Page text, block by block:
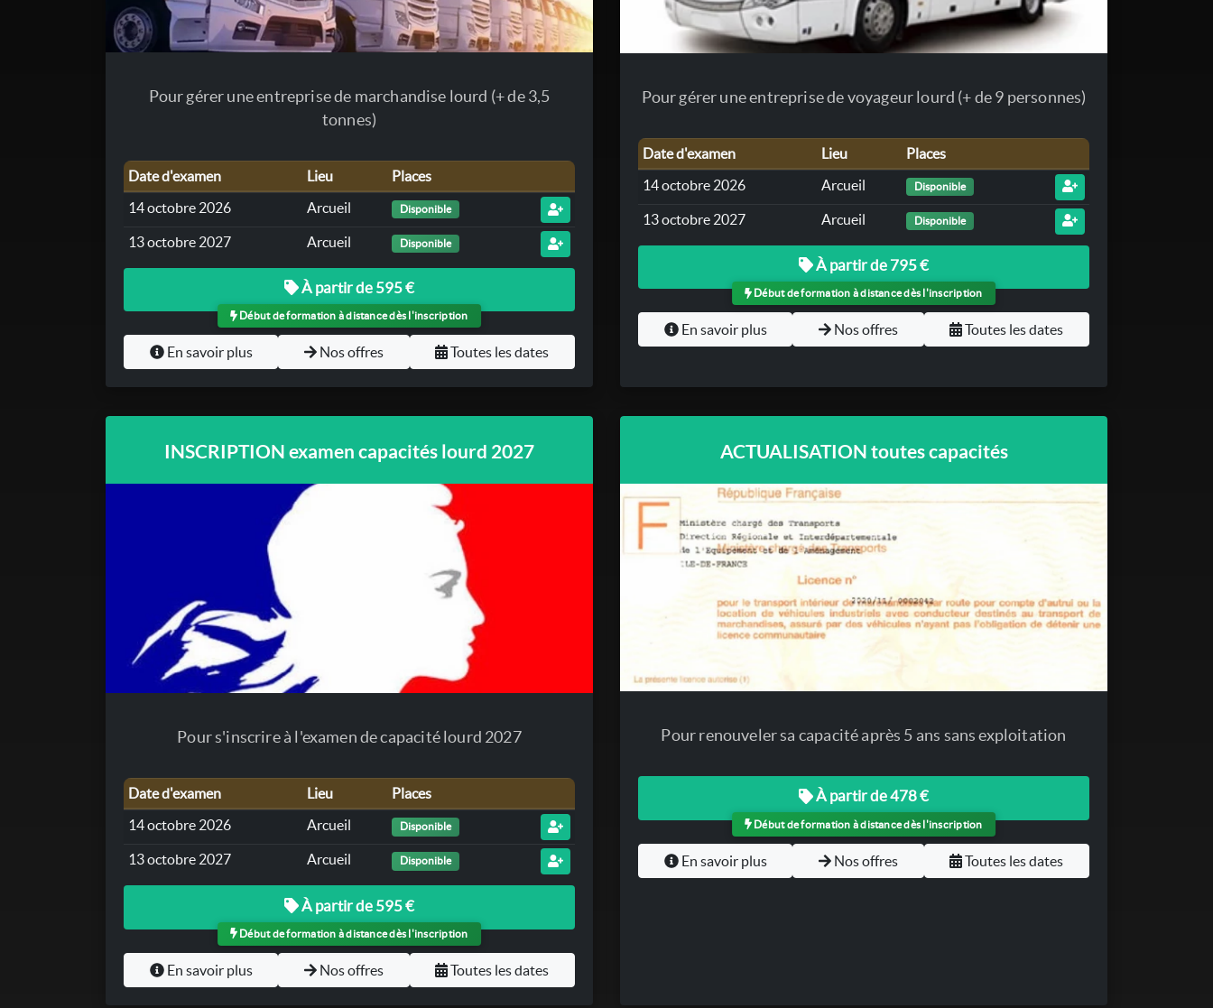
Pour gérer une entreprise de marchandise lourd (+ de 3,5
tonnes)
Date d'examen Lieu
Places
14 octobre 2026
Arcueil Disponible
13 octobre 2027 Arcueil Disponible
À partir de 595 €
Début de formation à distance dès l'inscription
En savoir plus Nos offres Toutes les dates
Pour gérer une entreprise de voyageur lourd (+ de 9 personnes)
Date d'examen Lieu
Places
14 octobre 2026
Arcueil Disponible
13 octobre 2027 Arcueil Disponible
À partir de 795 €
Début de formation à distance dès l'inscription
En savoir plus Nos offres Toutes les dates
INSCRIPTION examen capacités lourd 2027
Pour s'inscrire à l'examen de capacité lourd 2027
Date d'examen Lieu
Places
14 octobre 2026
Arcueil Disponible
13 octobre 2027 Arcueil Disponible
À partir de 595 €
Début de formation à distance dès l'inscription
En savoir plus Nos offres Toutes les dates
ACTUALISATION toutes capacités
Pour renouveler sa capacité après 5 ans sans exploitation
À partir de 478 €
Début de formation à distance dès l'inscription
En savoir plus Nos offres Toutes les dates